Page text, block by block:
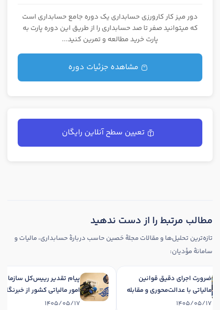
دور میز کار کارورزی حسابداری یک دوره جامع حسابداری است
که میتوانید صفر تا صد حسابداری را از طریق این دوره پارت به
پارت خرید مطالعه و تمرین کنید...
مشاهده جزئیات دوره
تعیین سطح آنلاین رایگان
مطالب مرتبط را از دست ندهید
تازه‌ترین تحلیل‌ها و مقالات مجلهٔ حَصین حاسب دربارهٔ حسابداری، مالیات و
سامانهٔ مؤدیان:
ضرورت اجرای دقیق قوانین
مالیاتی با عدالت‌محوری و مقابله
با فرار مالیاتی
1405/05/17
پیام تقدیر رییس‌کل
امور مالیاتی کشور از
اصحاب رسانه
1405/05/17